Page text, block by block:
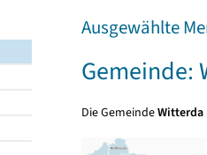
Ausgewählte
Gemeinde:
Die GemeindeWitterda